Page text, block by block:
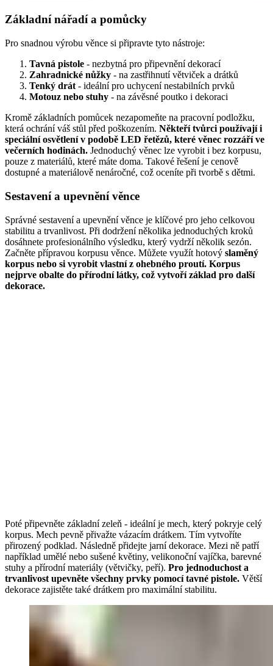
Základní nářadí a pomůcky
Pro snadnou výrobu věnce si připravte tyto nástroje:
Tavná pistole - nezbytná pro připevnění dekorací
Zahradnické nůžky - na zastřihnutí větviček a drátků
Tenký drát - ideální pro uchycení nestabilních prvků
Motouz nebo stuhy - na závěsné poutko i dekoraci
Kromě základních pomůcek nezapomeňte na pracovní podložku,
která ochrání váš stůl před poškozením. Někteří tvůrci používají i
speciální osvětlení v podobě LED řetězů, které věnec rozzáří ve
večerních hodinách. Jednoduchý věnec lze vyrobit i bez korpusu,
pouze z materiálů, které máte doma. Takové řešení je cenově
dostupné a materiálově nenáročné, což oceníte při tvorbě s dětmi.
Sestavení a upevnění věnce
Správné sestavení a upevnění věnce je klíčové pro jeho celkovou
stabilitu a trvanlivost. Při dodržení několika jednoduchých kroků
dosáhnete profesionálního výsledku, který vydrží několik sezón.
Začněte přípravou korpusu věnce. Můžete využít hotový slaměný
korpus nebo si vyrobit vlastní z ohebného proutí. Korpus
nejprve obalte do přírodní látky, což vytvoří základ pro další
dekorace.
Poté připevněte základní zeleň - ideální je mech, který pokryje celý
korpus. Mech pevně přivažte vázacím drátkem. Tím vytvoříte
přirozený podklad. Následně přidejte jarní dekorace. Mezi ně patří
například umělé nebo sušené květiny, velikonoční vajíčka, barevné
stuhy a přírodní materiály (větvičky, peří). Pro jednoduchost a
trvanlivost upevněte všechny prvky pomocí tavné pistole. Větší
dekorace zajistěte také drátkem pro maximální stabilitu.